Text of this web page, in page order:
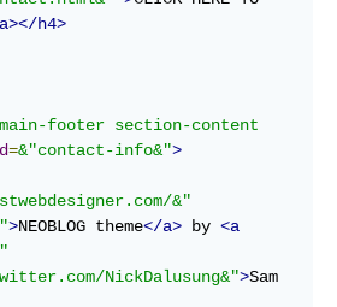
a></h4>
footer section-content
=&"contact-info&">
/&"
>NEOBLOG theme</a> by <a
/NickDalusung&">Sam